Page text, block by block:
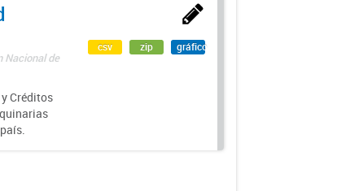
de
Créditos
csv zip gráfico